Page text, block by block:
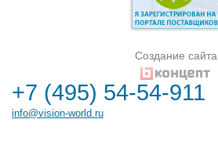
Создание сайта
+7 (495) 54-54-911
info@vision-world.ru